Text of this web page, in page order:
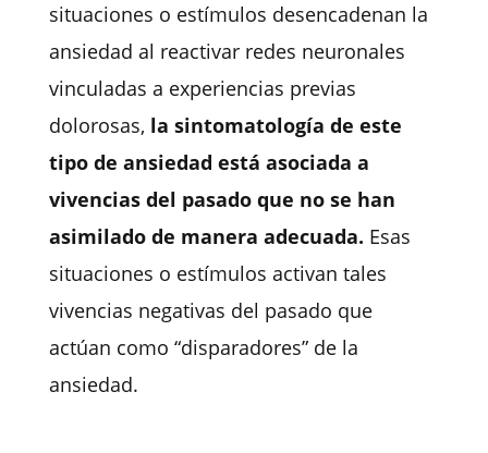
situaciones o estímulos desencadenan la
ansiedad al reactivar redes neuronales
vinculadas a experiencias previas
dolorosas, la sintomatología de este
tipo de ansiedad está asociada a
vivencias del pasado que no se han
asimilado de manera adecuada. Esas
situaciones o estímulos activan tales
vivencias negativas del pasado que
actúan como “disparadores” de la
ansiedad.